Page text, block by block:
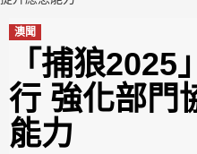
澳聞
「捕狼
行 強化部門
能力